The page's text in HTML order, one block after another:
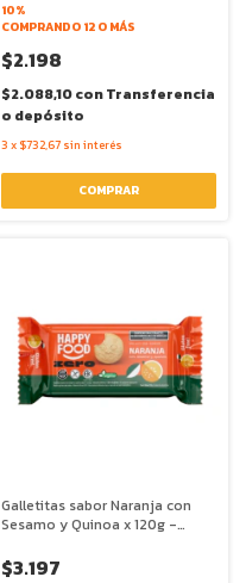
10%
COMPRANDO 12 O MÁS
$2.198
$2.088,10conTransferencia
o depósito
3 x $732,67 sin interés
Galletitas sabor Naranja con
Sesamo y Quinoa x 120g -
$3.197